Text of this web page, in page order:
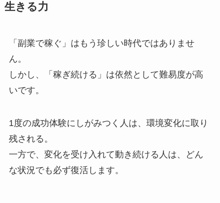
生きる力
「副業で稼ぐ」はもう珍しい時代ではありませ
ん。
しかし、「稼ぎ続ける」は依然として難易度が高
いです。
1度の成功体験にしがみつく人は、環境変化に取り
残される。
一方で、変化を受け入れて動き続ける人は、どん
な状況でも必ず復活します。